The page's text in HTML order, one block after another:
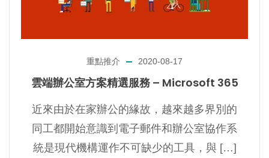
重點推介 2020-08-17
雲端辦公室方案精選服務 – Microsoft 365
近來由於在家辦公的緣故，越來越多界別的
同工都開始意識到電子郵件和辦公室協作系
統是現代機構運作不可缺少的工具，與 […]